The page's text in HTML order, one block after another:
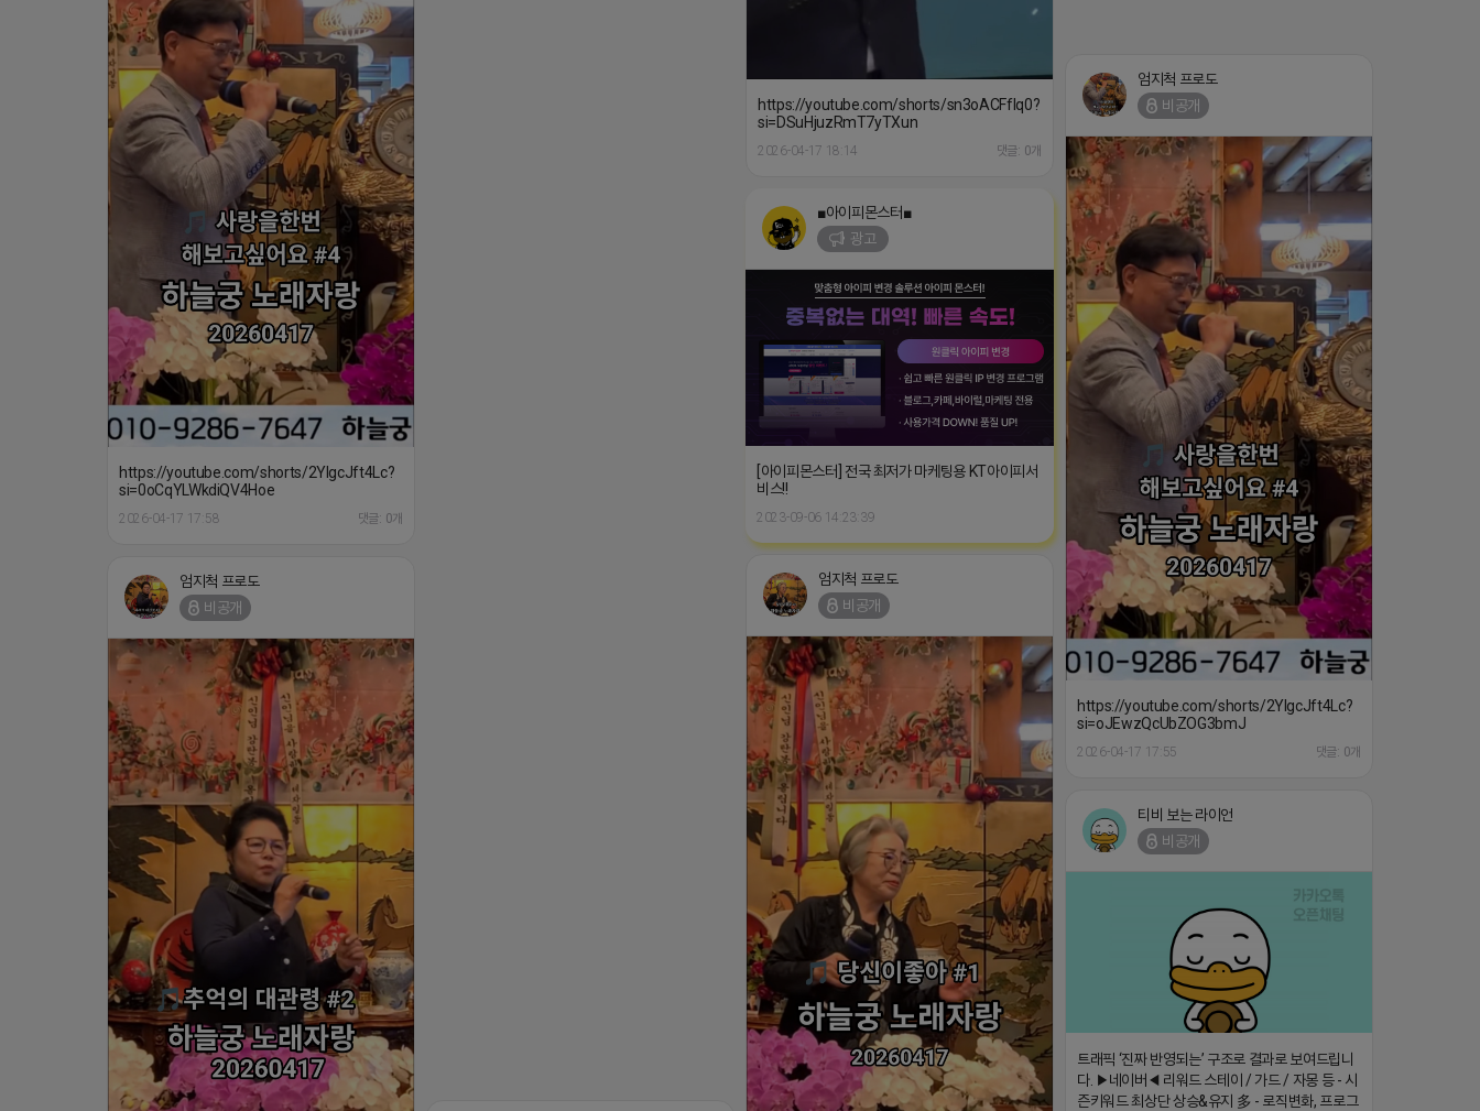
https://youtube.com/shorts/sn3oACFflq0?
si=DSuHjuzRmT7yTXun
2026-04-17 18:14 댓글: 0개
https://youtube.com/shorts/2YIgcJft4Lc?
si=0oCqYLWkdiQV4Hoe
2026-04-17 17:58 댓글: 0개
엄지척 프로도
비공개
https://youtube.com/shorts/2YIgcJft4Lc?
si=oJEwzQcUbZOG3bmJ
2026-04-17 17:55 댓글: 0개
■아이피몬스터■
광고
[아이피몬스터] 전국 최저가 마케팅용 KT아이피서
비스!!
2023-09-06 14:23:39
엄지척 프로도
비공개
엄지척 프로도
비공개
티비 보는 라이언
비공개
트래픽 ‘진짜 반영되는’ 구조로 결과로 보여드립니
다. ▶네이버◀ 리워드 스테이 / 가드 / 자몽 등 - 시
즌키워드 최상단 상승&유지 多 - 로직변화, 프로그